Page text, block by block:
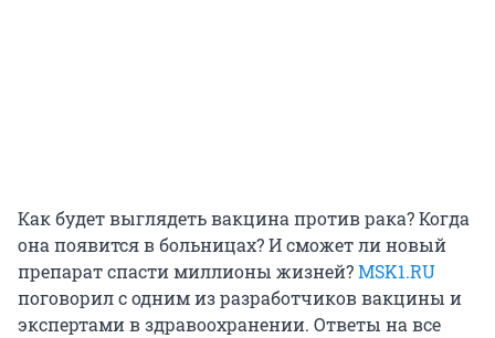
Как будет выглядеть вакцина против рака? Когда
она появится в больницах? И сможет ли новый
препарат спасти миллионы жизней?MSK1.RU
поговорил с одним из разработчиков вакцины и
экспертами в здравоохранении. Ответы на все